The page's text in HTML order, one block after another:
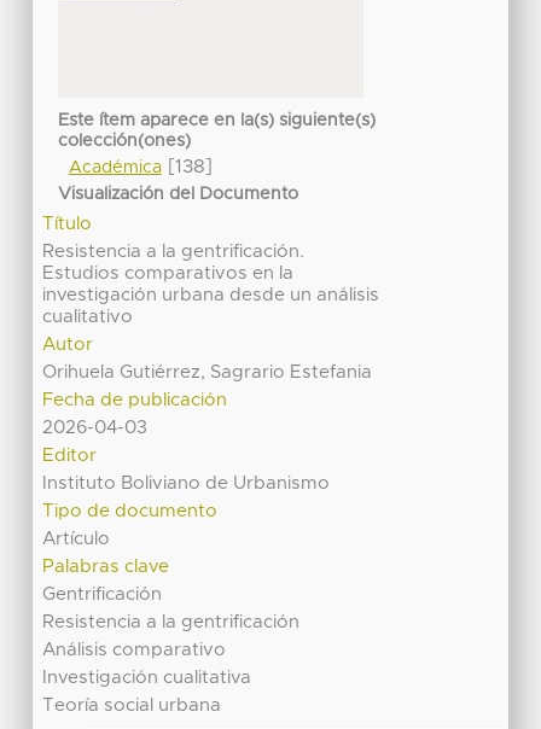
Este ítem aparece en la(s) siguiente(s)
colección(ones)
Académica[138]
Visualización del Documento
Título
Resistencia a la gentrificación.
Estudios comparativos en la
investigación urbana desde un análisis
cualitativo
Autor
Orihuela Gutiérrez, Sagrario Estefania
Fecha de publicación
2026-04-03
Editor
Instituto Boliviano de Urbanismo
Tipo de documento
Artículo
Palabras clave
Gentrificación
Resistencia a la gentrificación
Análisis comparativo
Investigación cualitativa
Teoría social urbana